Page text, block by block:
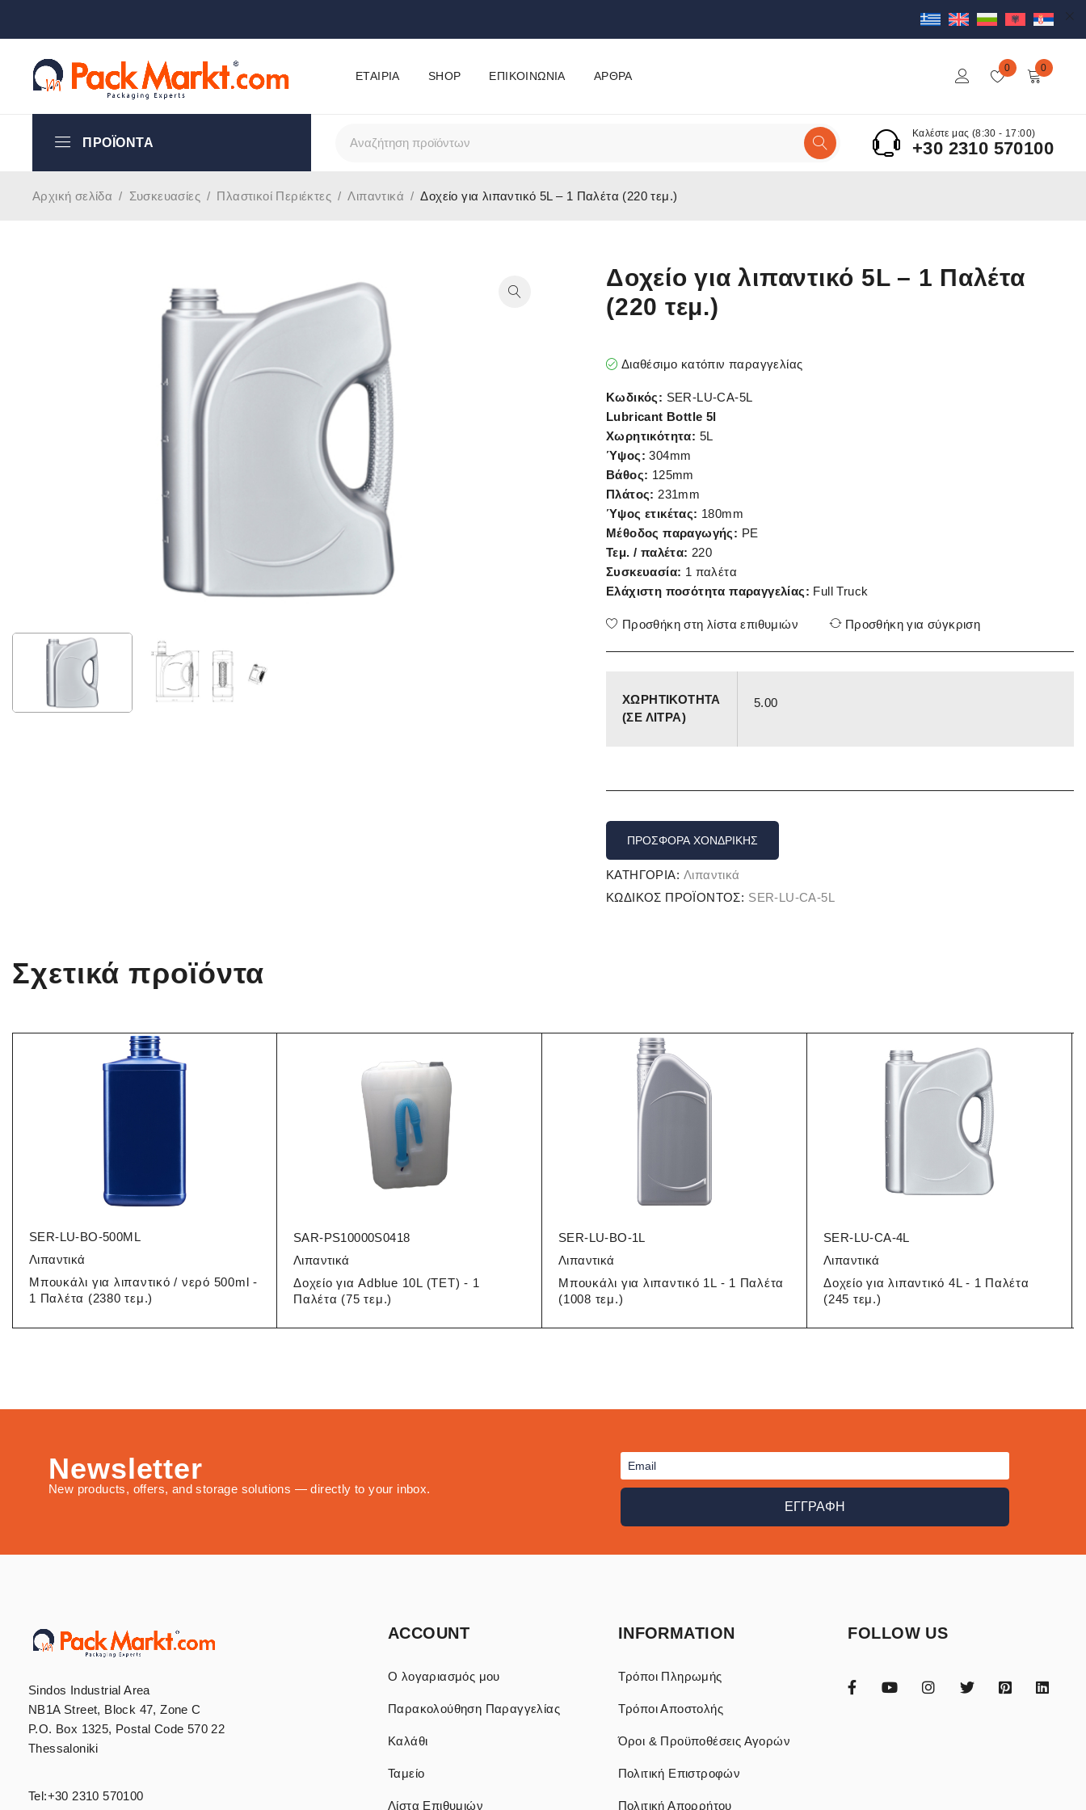
ΕΤΑΙΡΊΑ SHOP ΕΠΙΚΟΙΝΩΝΊΑ ΆΡΘΡΑ
0 0
ΠΡΟΪΌΝΤΑ
Καλέστε μας (8:30 - 17:00)
+30 2310 570100
Αρχική σελίδα / Συσκευασίες / Πλαστικοί Περιέκτες / Λιπαντικά / Δοχείο για λιπαντικό 5L – 1 Παλέτα (220 τεμ.)
Δοχείο για λιπαντικό 5L – 1 Παλέτα
(220 τεμ.)
Διαθέσιμο κατόπιν παραγγελίας
Κωδικός: SER-LU-CA-5L
Lubricant Bottle 5l
Χωρητικότητα: 5L
Ύψος: 304mm
Βάθος: 125mm
Πλάτος: 231mm
Ύψος ετικέτας: 180mm
Μέθοδος παραγωγής: PE
Τεμ. / παλέτα: 220
Συσκευασία: 1 παλέτα
Ελάχιστη ποσότητα παραγγελίας: Full Truck
Προσθήκη στη λίστα επιθυμιών Προσθήκη για σύγκριση
ΧΩΡΗΤΙΚΌΤΗΤΑ
(ΣΕ ΛΊΤΡΑ)
5.00
ΠΡΟΣΦΟΡΆ ΧΟΝΔΡΙΚΉΣ
ΚΑΤΗΓΟΡΊΑ: Λιπαντικά
ΚΩΔΙΚΌΣ ΠΡΟΪΌΝΤΟΣ: SER-LU-CA-5L
Σχετικά προϊόντα
SER-LU-BO-500ML
Λιπαντικά
Μπουκάλι για λιπαντικό / νερό 500ml -
1 Παλέτα (2380 τεμ.)
SAR-PS10000S0418
Λιπαντικά
Δοχείο για Adblue 10L (TET) - 1
Παλέτα (75 τεμ.)
SER-LU-BO-1L
Λιπαντικά
Μπουκάλι για λιπαντικό 1L - 1 Παλέτα
(1008 τεμ.)
SER-LU-CA-4L
Λιπαντικά
Δοχείο για λιπαντικό 4L - 1 Παλέτα
(245 τεμ.)
Newsletter
New products, offers, and storage solutions — directly to your inbox.
ΕΓΓΡΑΦΗ
Sindos Industrial Area
NB1A Street, Block 47, Zone C
P.O. Box 1325, Postal Code 570 22
Thessaloniki
Tel:+30 2310 570100
ACCOUNT
Ο λογαριασμός μου
Παρακολούθηση Παραγγελίας
Καλάθι
Ταμείο
Λίστα Επιθυμιών
INFORMATION
Τρόποι Πληρωμής
Τρόποι Αποστολής
Όροι & Προϋποθέσεις Αγορών
Πολιτική Επιστροφών
Πολιτική Απορρήτου
FOLLOW US